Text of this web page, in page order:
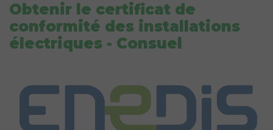
Obtenir le certificat de
conformité des installations
électriques - Consuel